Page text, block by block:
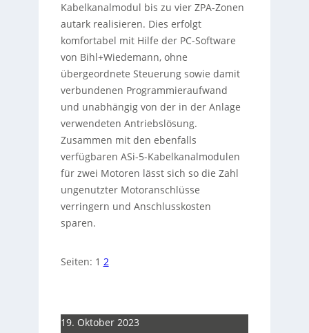
Kabelkanalmodul bis zu vier ZPA-Zonen
autark realisieren. Dies erfolgt
komfortabel mit Hilfe der PC-Software
von Bihl+Wiedemann, ohne
übergeordnete Steuerung sowie damit
verbundenen Programmieraufwand
und unabhängig von der in der Anlage
verwendeten Antriebslösung.
Zusammen mit den ebenfalls
verfügbaren ASi-5-Kabelkanalmodulen
für zwei Motoren lässt sich so die Zahl
ungenutzter Motoranschlüsse
verringern und Anschlusskosten
sparen.
Seiten: 1 2
19. Oktober 2023